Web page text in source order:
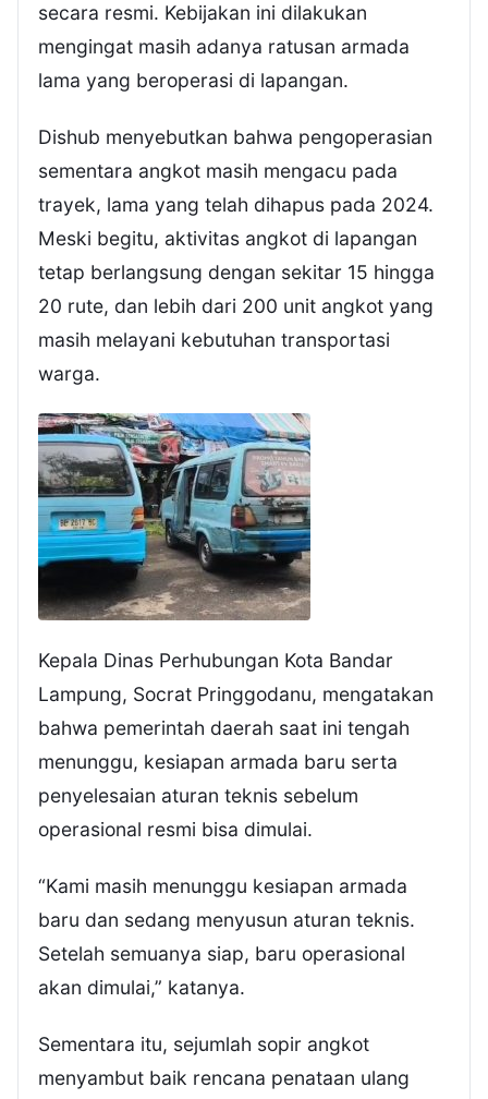
secara resmi. Kebijakan ini dilakukan
mengingat masih adanya ratusan armada
lama yang beroperasi di lapangan.
Dishub menyebutkan bahwa pengoperasian
sementara angkot masih mengacu pada
trayek, lama yang telah dihapus pada 2024.
Meski begitu, aktivitas angkot di lapangan
tetap berlangsung dengan sekitar 15 hingga
20 rute, dan lebih dari 200 unit angkot yang
masih melayani kebutuhan transportasi
warga.
Kepala Dinas Perhubungan Kota Bandar
Lampung, Socrat Pringgodanu, mengatakan
bahwa pemerintah daerah saat ini tengah
menunggu, kesiapan armada baru serta
penyelesaian aturan teknis sebelum
operasional resmi bisa dimulai.
“Kami masih menunggu kesiapan armada
baru dan sedang menyusun aturan teknis.
Setelah semuanya siap, baru operasional
akan dimulai,” katanya.
Sementara itu, sejumlah sopir angkot
menyambut baik rencana penataan ulang